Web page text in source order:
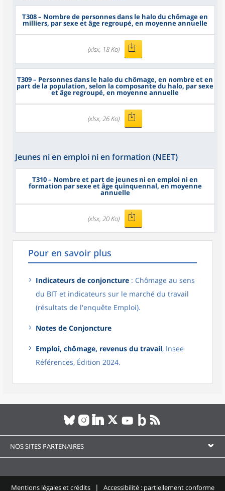
T308– Nombre de personnes dans le halo du chômage en
milliers, par sexe et âge regroupé, en moyenne annuelle
(xlsx, 18 Ko)
T309– Personnes dans le halo du chômage, en nombre et en
part de la population, selon la composante du halo, par sexe
et âge regroupé, en moyenne annuelle
(xlsx, 26 Ko)
Jeunes ni en emploi ni en formation (NEET)
T310– Nombre et part de jeunes ni en emploi ni en
formation par sexe et âge quinquennal, en moyenne
annuelle
(xlsx, 20 Ko)
Pour en savoir plus
Indicateurs de conjoncture : Chômage au sens
du BIT et indicateurs sur le marché du travail
(résultats de l'enquête Emploi).
Notes de Conjoncture
Emploi, chômage, revenus du travail, Insee
Références, Édition 2024.
NOS SITES PARTENAIRES
Mentions légales et crédits Accessibilité : partiellement conforme